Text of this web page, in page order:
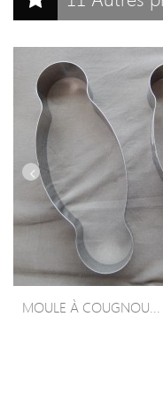
MOULE À COUGNOU...